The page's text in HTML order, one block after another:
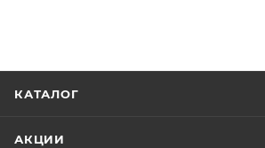
КАТАЛОГ
АКЦИИ